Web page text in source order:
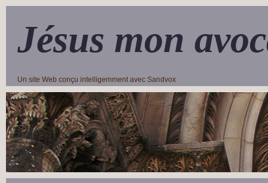
Jésus mon
Un site Web conçu intelligemment avec Sandvox